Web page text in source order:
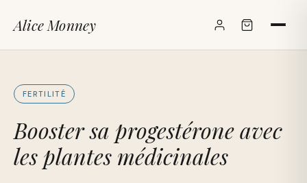
Alice Monney
FERTILITÉ
Booster sa progestérone avec
les plantes médicinales